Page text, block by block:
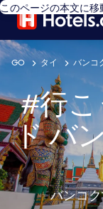
このページの本文に移
GO タイ バンコ
#行
ド バ
バンコ